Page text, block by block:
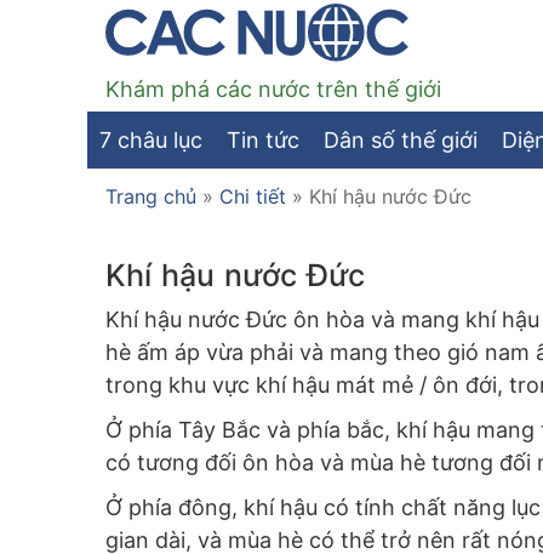
Khám phá các nước trên thế giới
7 châu lục Tin tức Dân số thế giới
Trang chủ » Chi tiết » Khí hậu nước Đức
Khí hậu nước Đức
Khí hậu nước Đức ôn hòa và mang khí
hè ấm áp vừa phải và mang theo gió
trong khu vực khí hậu mát mẻ / ôn đới,
Ở phía Tây Bắc và phía bắc, khí hậu
có tương đối ôn hòa và mùa hè tương đối
Ở phía đông, khí hậu có tính chất năng
gian dài, và mùa hè có thể trở nên rất